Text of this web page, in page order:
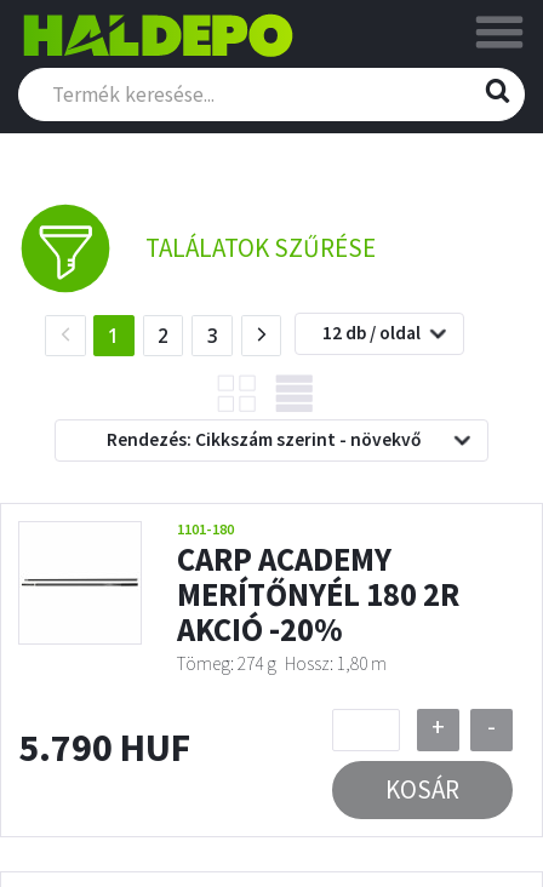
TALÁLATOK SZŰRÉSE
1 (current)
2 3 12 db / oldal
Rendezés: Cikkszám szerint - növekvő
1101-180
CARP ACADEMY
MERÍTŐNYÉL 180 2R
AKCIÓ -20%
Tömeg: 274 g Hossz: 1,80 m
5.790 HUF +
-
KOSÁR